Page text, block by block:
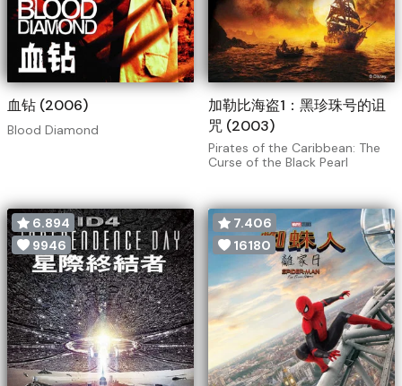
血钻 (2006)
Blood Diamond
加勒比海盗1：黑珍珠号的诅
咒 (2003)
Pirates of the Caribbean: The
Curse of the Black Pearl
6.894
9946
7.406
16180